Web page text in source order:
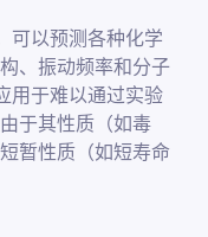
可以预测各种化学
、振动频率和分子
用于难以通过实验
于其性质（如毒
暂性质（如短寿命